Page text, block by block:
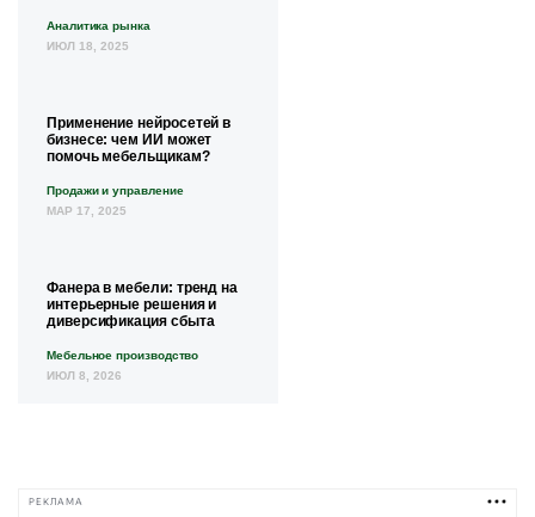
Аналитика рынка
ИЮЛ 18, 2025
Применение нейросетей в
бизнесе: чем ИИ может
помочь мебельщикам?
Продажи и управление
МАР 17, 2025
Фанера в мебели: тренд на
интерьерные решения и
диверсификация сбыта
Мебельное производство
ИЮЛ 8, 2026
РЕКЛАМА